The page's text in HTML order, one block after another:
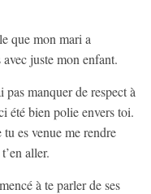
que mon mari a
juste mon enfant.
pas manquer de respect à
été bien polie envers toi.
es venue me rendre
aller.
à te parler de ses